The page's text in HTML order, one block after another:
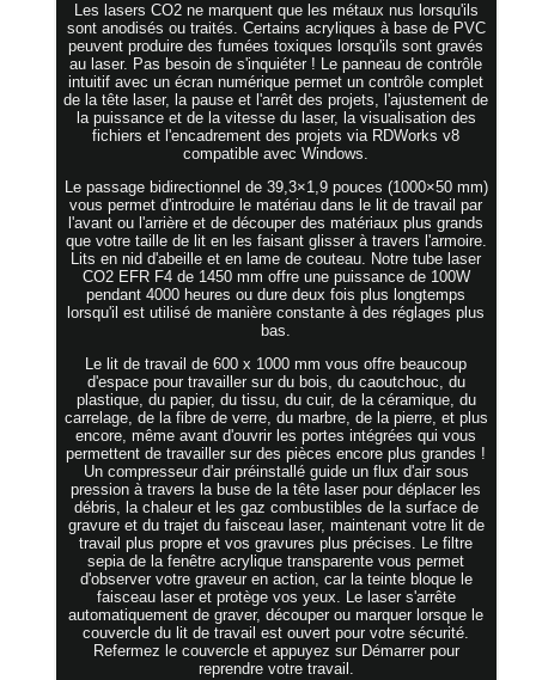
Les lasers CO2 ne marquent que les métaux nus lorsqu'ils
sont anodisés ou traités. Certains acryliques à base de PVC
peuvent produire des fumées toxiques lorsqu'ils sont gravés
au laser. Pas besoin de s'inquiéter ! Le panneau de contrôle
intuitif avec un écran numérique permet un contrôle complet
de la tête laser, la pause et l'arrêt des projets, l'ajustement de
la puissance et de la vitesse du laser, la visualisation des
fichiers et l'encadrement des projets via RDWorks v8
compatible avec Windows.
Le passage bidirectionnel de 39,3×1,9 pouces (1000×50 mm)
vous permet d'introduire le matériau dans le lit de travail par
l'avant ou l'arrière et de découper des matériaux plus grands
que votre taille de lit en les faisant glisser à travers l'armoire.
Lits en nid d'abeille et en lame de couteau. Notre tube laser
CO2 EFR F4 de 1450 mm offre une puissance de 100W
pendant 4000 heures ou dure deux fois plus longtemps
lorsqu'il est utilisé de manière constante à des réglages plus
bas.
Le lit de travail de 600 x 1000 mm vous offre beaucoup
d'espace pour travailler sur du bois, du caoutchouc, du
plastique, du papier, du tissu, du cuir, de la céramique, du
carrelage, de la fibre de verre, du marbre, de la pierre, et plus
encore, même avant d'ouvrir les portes intégrées qui vous
permettent de travailler sur des pièces encore plus grandes !
Un compresseur d'air préinstallé guide un flux d'air sous
pression à travers la buse de la tête laser pour déplacer les
débris, la chaleur et les gaz combustibles de la surface de
gravure et du trajet du faisceau laser, maintenant votre lit de
travail plus propre et vos gravures plus précises. Le filtre
sepia de la fenêtre acrylique transparente vous permet
d'observer votre graveur en action, car la teinte bloque le
faisceau laser et protège vos yeux. Le laser s'arrête
automatiquement de graver, découper ou marquer lorsque le
couvercle du lit de travail est ouvert pour votre sécurité.
Refermez le couvercle et appuyez sur Démarrer pour
reprendre votre travail.